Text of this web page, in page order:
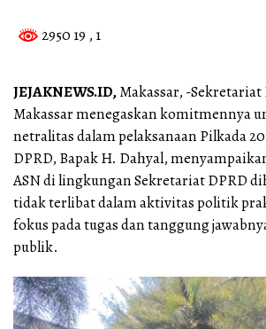
2950 19 , 1
JEJAKNEWS.ID,Makassar, -Sekretariat
Makassar menegaskan komitmennya
netralitas dalam pelaksanaan Pilkada
DPRD, Bapak H. Dahyal,
ASN di lingkungan Sekretariat DPRD
tidak terlibat dalam aktivitas politik
fokus pada tugas dan tanggung
publik.